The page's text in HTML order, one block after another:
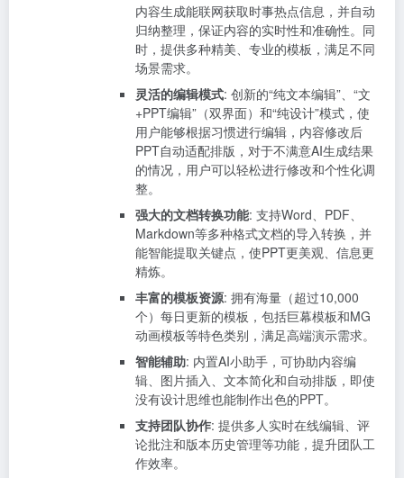
内容生成能联网获取时事热点信息，并自动
归纳整理，保证内容的实时性和准确性。同
时，提供多种精美、专业的模板，满足不同
场景需求。
灵活的编辑模式: 创新的“纯文本编辑”、“文
+PPT编辑”（双界面）和“纯设计”模式，使
用户能够根据习惯进行编辑，内容修改后
PPT自动适配排版，对于不满意AI生成结果
的情况，用户可以轻松进行修改和个性化调
整。
强大的文档转换功能: 支持Word、PDF、
Markdown等多种格式文档的导入转换，并
能智能提取关键点，使PPT更美观、信息更
精炼。
丰富的模板资源: 拥有海量（超过10,000
个）每日更新的模板，包括巨幕模板和MG
动画模板等特色类别，满足高端演示需求。
智能辅助: 内置AI小助手，可协助内容编
辑、图片插入、文本简化和自动排版，即使
没有设计思维也能制作出色的PPT。
支持团队协作: 提供多人实时在线编辑、评
论批注和版本历史管理等功能，提升团队工
作效率。